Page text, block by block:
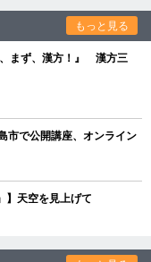
もっと見る
まず、漢方！』 漢方三
市で公開講座、オンライン
】天空を見上げて